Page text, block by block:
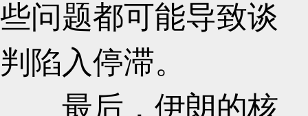
些问题都可能导致谈
判陷入停滞。
最后，伊朗的核